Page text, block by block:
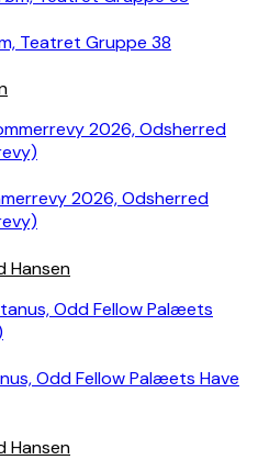
Teatret Gruppe 38
2026, Odsherred
Hansen
Odd Fellow Palæets Have
Hansen